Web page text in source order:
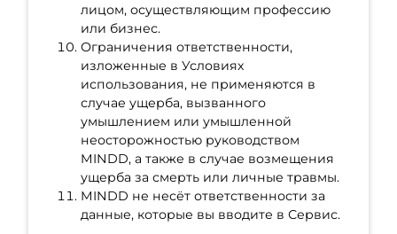
лицом, осуществляющим профессию
или бизнес.
Ограничения ответственности,
изложенные в Условиях
использования, не применяются в
случае ущерба, вызванного
умышлением или умышленной
неосторожностью руководством
MINDD, а также в случае возмещения
ущерба за смерть или личные травмы.
MINDD не несёт ответственности за
данные, которые вы вводите в Сервис.